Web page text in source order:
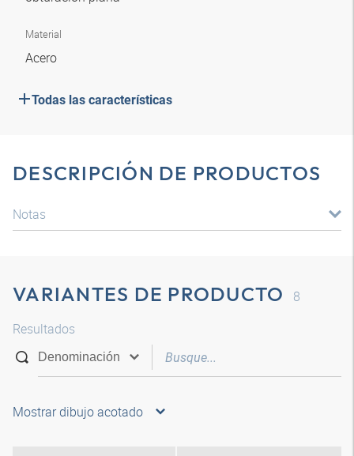
Material
Acero
Todas las características
DESCRIPCIÓN DE PRODUCTOS
Notas
VARIANTES DE PRODUCTO
8
Resultados
Mostrar dibujo acotado